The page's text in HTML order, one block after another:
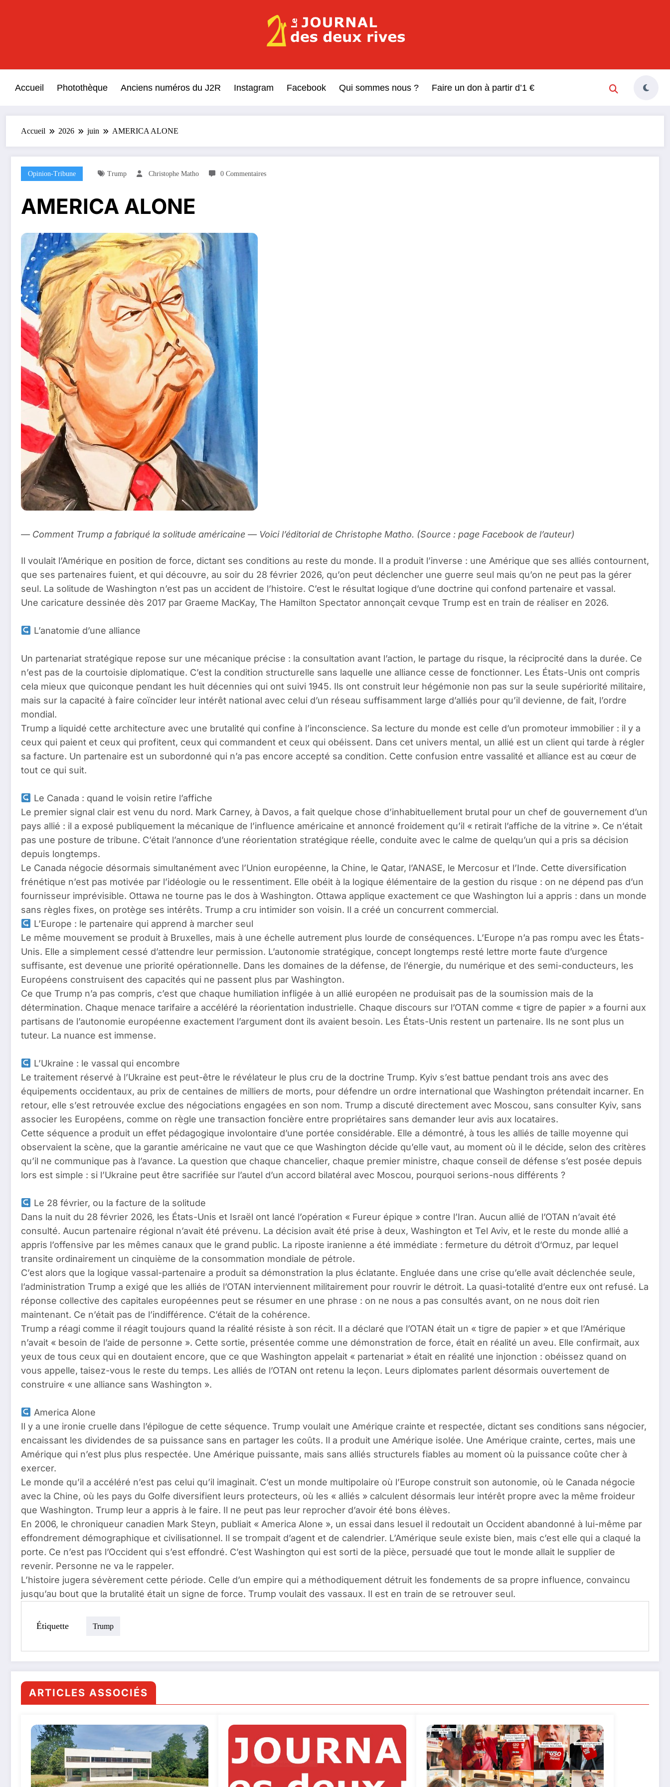
Le Journal des Deux Rives
Accueil Photothèque Anciens numéros du J2R Instagram Facebook Qui sommes nous ? Faire un don à partir d’1 €
Accueil 2026 juin AMERICA ALONE
Opinion-Tribune Trump Christophe Matho 0 Commentaires
AMERICA ALONE
— Comment Trump a fabriqué la solitude américaine — Voici l’éditorial de Christophe Matho. (Source : page Facebook de l’auteur)
Il voulait l’Amérique en position de force, dictant ses conditions au reste du monde. Il a produit l’inverse : une Amérique que ses alliés contournent,
que ses partenaires fuient, et qui découvre, au soir du 28 février 2026, qu’on peut déclencher une guerre seul mais qu’on ne peut pas la gérer
seul. La solitude de Washington n’est pas un accident de l’histoire. C’est le résultat logique d’une doctrine qui confond partenaire et vassal.
Une caricature dessinée dès 2017 par Graeme MacKay, The Hamilton Spectator annonçait cevque Trump est en train de réaliser en 2026.
L’anatomie d’une alliance
Un partenariat stratégique repose sur une mécanique précise : la consultation avant l’action, le partage du risque, la réciprocité dans la durée. Ce
n’est pas de la courtoisie diplomatique. C’est la condition structurelle sans laquelle une alliance cesse de fonctionner. Les États-Unis ont compris
cela mieux que quiconque pendant les huit décennies qui ont suivi 1945. Ils ont construit leur hégémonie non pas sur la seule supériorité militaire,
mais sur la capacité à faire coïncider leur intérêt national avec celui d’un réseau suffisamment large d’alliés pour qu’il devienne, de fait, l’ordre
mondial.
Trump a liquidé cette architecture avec une brutalité qui confine à l’inconscience. Sa lecture du monde est celle d’un promoteur immobilier : il y a
ceux qui paient et ceux qui profitent, ceux qui commandent et ceux qui obéissent. Dans cet univers mental, un allié est un client qui tarde à régler
sa facture. Un partenaire est un subordonné qui n’a pas encore accepté sa condition. Cette confusion entre vassalité et alliance est au cœur de
tout ce qui suit.
Le Canada : quand le voisin retire l’affiche
Le premier signal clair est venu du nord. Mark Carney, à Davos, a fait quelque chose d’inhabituellement brutal pour un chef de gouvernement d’un
pays allié : il a exposé publiquement la mécanique de l’influence américaine et annoncé froidement qu’il « retirait l’affiche de la vitrine ». Ce n’était
pas une posture de tribune. C’était l’annonce d’une réorientation stratégique réelle, conduite avec le calme de quelqu’un qui a pris sa décision
depuis longtemps.
Le Canada négocie désormais simultanément avec l’Union européenne, la Chine, le Qatar, l’ANASE, le Mercosur et l’Inde. Cette diversification
frénétique n’est pas motivée par l’idéologie ou le ressentiment. Elle obéit à la logique élémentaire de la gestion du risque : on ne dépend pas d’un
fournisseur imprévisible. Ottawa ne tourne pas le dos à Washington. Ottawa applique exactement ce que Washington lui a appris : dans un monde
sans règles fixes, on protège ses intérêts. Trump a cru intimider son voisin. Il a créé un concurrent commercial.
L’Europe : le partenaire qui apprend à marcher seul
Le même mouvement se produit à Bruxelles, mais à une échelle autrement plus lourde de conséquences. L’Europe n’a pas rompu avec les États-
Unis. Elle a simplement cessé d’attendre leur permission. L’autonomie stratégique, concept longtemps resté lettre morte faute d’urgence
suffisante, est devenue une priorité opérationnelle. Dans les domaines de la défense, de l’énergie, du numérique et des semi-conducteurs, les
Européens construisent des capacités qui ne passent plus par Washington.
Ce que Trump n’a pas compris, c’est que chaque humiliation infligée à un allié européen ne produisait pas de la soumission mais de la
détermination. Chaque menace tarifaire a accéléré la réorientation industrielle. Chaque discours sur l’OTAN comme « tigre de papier » a fourni aux
partisans de l’autonomie européenne exactement l’argument dont ils avaient besoin. Les États-Unis restent un partenaire. Ils ne sont plus un
tuteur. La nuance est immense.
L’Ukraine : le vassal qui encombre
Le traitement réservé à l’Ukraine est peut-être le révélateur le plus cru de la doctrine Trump. Kyiv s’est battue pendant trois ans avec des
équipements occidentaux, au prix de centaines de milliers de morts, pour défendre un ordre international que Washington prétendait incarner. En
retour, elle s’est retrouvée exclue des négociations engagées en son nom. Trump a discuté directement avec Moscou, sans consulter Kyiv, sans
associer les Européens, comme on règle une transaction foncière entre propriétaires sans demander leur avis aux locataires.
Cette séquence a produit un effet pédagogique involontaire d’une portée considérable. Elle a démontré, à tous les alliés de taille moyenne qui
observaient la scène, que la garantie américaine ne vaut que ce que Washington décide qu’elle vaut, au moment où il le décide, selon des critères
qu’il ne communique pas à l’avance. La question que chaque chancelier, chaque premier ministre, chaque conseil de défense s’est posée depuis
lors est simple : si l’Ukraine peut être sacrifiée sur l’autel d’un accord bilatéral avec Moscou, pourquoi serions-nous différents ?
Le 28 février, ou la facture de la solitude
Dans la nuit du 28 février 2026, les États-Unis et Israël ont lancé l’opération « Fureur épique » contre l’Iran. Aucun allié de l’OTAN n’avait été
consulté. Aucun partenaire régional n’avait été prévenu. La décision avait été prise à deux, Washington et Tel Aviv, et le reste du monde allié a
appris l’offensive par les mêmes canaux que le grand public. La riposte iranienne a été immédiate : fermeture du détroit d’Ormuz, par lequel
transite ordinairement un cinquième de la consommation mondiale de pétrole.
C’est alors que la logique vassal-partenaire a produit sa démonstration la plus éclatante. Engluée dans une crise qu’elle avait déclenchée seule,
l’administration Trump a exigé que les alliés de l’OTAN interviennent militairement pour rouvrir le détroit. La quasi-totalité d’entre eux ont refusé. La
réponse collective des capitales européennes peut se résumer en une phrase : on ne nous a pas consultés avant, on ne nous doit rien
maintenant. Ce n’était pas de l’indifférence. C’était de la cohérence.
Trump a réagi comme il réagit toujours quand la réalité résiste à son récit. Il a déclaré que l’OTAN était un « tigre de papier » et que l’Amérique
n’avait « besoin de l’aide de personne ». Cette sortie, présentée comme une démonstration de force, était en réalité un aveu. Elle confirmait, aux
yeux de tous ceux qui en doutaient encore, que ce que Washington appelait « partenariat » était en réalité une injonction : obéissez quand on
vous appelle, taisez-vous le reste du temps. Les alliés de l’OTAN ont retenu la leçon. Leurs diplomates parlent désormais ouvertement de
construire « une alliance sans Washington ».
America Alone
Il y a une ironie cruelle dans l’épilogue de cette séquence. Trump voulait une Amérique crainte et respectée, dictant ses conditions sans négocier,
encaissant les dividendes de sa puissance sans en partager les coûts. Il a produit une Amérique isolée. Une Amérique crainte, certes, mais une
Amérique qui n’est plus plus respectée. Une Amérique puissante, mais sans alliés structurels fiables au moment où la puissance coûte cher à
exercer.
Le monde qu’il a accéléré n’est pas celui qu’il imaginait. C’est un monde multipolaire où l’Europe construit son autonomie, où le Canada négocie
avec la Chine, où les pays du Golfe diversifient leurs protecteurs, où les « alliés » calculent désormais leur intérêt propre avec la même froideur
que Washington. Trump leur a appris à le faire. Il ne peut pas leur reprocher d’avoir été bons élèves.
En 2006, le chroniqueur canadien Mark Steyn, publiait « America Alone », un essai dans lesuel il redoutait un Occident abandonné à lui-même par
effondrement démographique et civilisationnel. Il se trompait d’agent et de calendrier. L’Amérique seule existe bien, mais c’est elle qui a claqué la
porte. Ce n’est pas l’Occident qui s’est effondré. C’est Washington qui est sorti de la pièce, persuadé que tout le monde allait le supplier de
revenir. Personne ne va le rappeler.
L’histoire jugera sévèrement cette période. Celle d’un empire qui a méthodiquement détruit les fondements de sa propre influence, convaincu
jusqu’au bout que la brutalité était un signe de force. Trump voulait des vassaux. Il est en train de se retrouver seul.
Étiquette Trump
ARTICLES ASSOCIÉS